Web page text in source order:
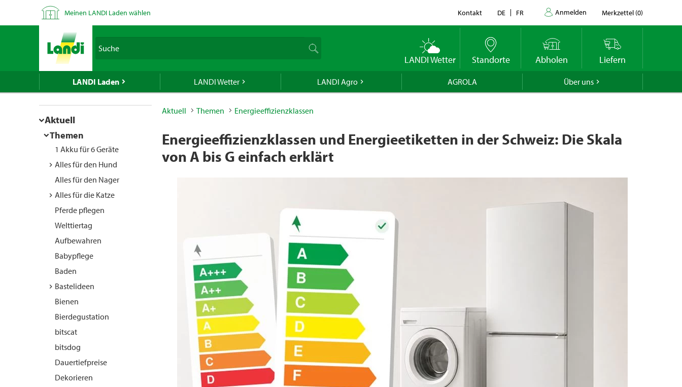
Meinen LANDI Laden wählen Kontakt DE FR Anmelden Merkzettel (0)
LANDI Wetter Standorte Abholen Liefern
LANDI Laden LANDI Wetter LANDI Agro AGROLA Über uns
Aktuell
Themen
1 Akku für 6 Geräte
Alles für den Hund
Alles für den Nager
Alles für die Katze
Pferde pflegen
Welttiertag
Aufbewahren
Babypflege
Baden
Bastelideen
Bienen
Bierdegustation
bitscat
bitsdog
Dauertiefpreise
Dekorieren
Aktuell Themen Energieeffizienzklassen
Energieeffizienzklassen und Energieetiketten in der Schweiz: Die Skala
von A bis G einfach erklärt
Um das genaue Lieferdatum von diesem Artikel ermitteln zu können, benötigen wir
Falls Sie schon ein LANDI-Konto haben, können Sie sich anmelden und wir
Mit meinem LANDI-Konto anmelden
LANDI verkauft generell keinen Alkohol an Jugendliche unter 16 Jahren. Für
Spirituosen gilt die Altersgrenze von 18 Jahren. Mit der Angabe Ihres Geburtsdatums
geben Sie uns verbindlich Ihr Alter an.